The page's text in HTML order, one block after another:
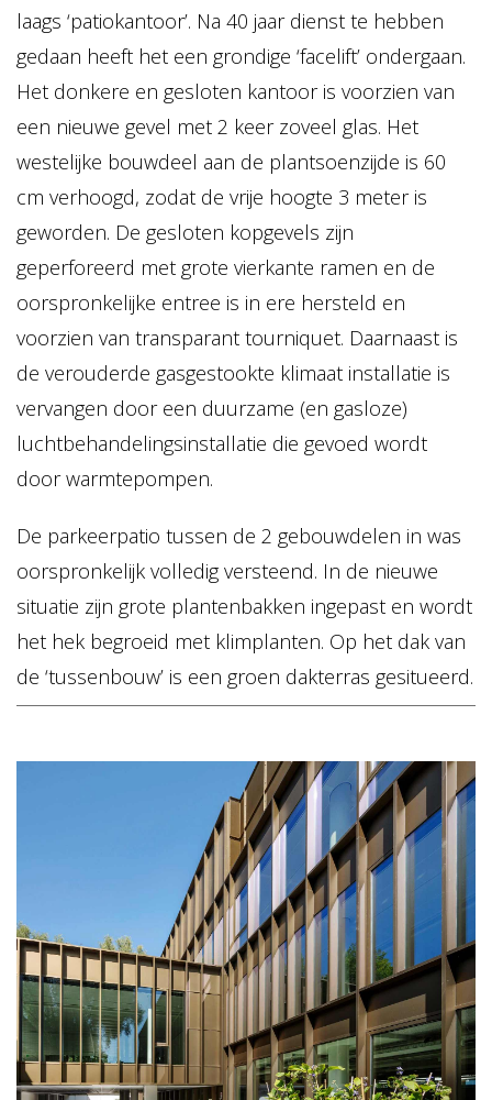
laags ‘patiokantoor’. Na 40 jaar dienst te hebben
gedaan heeft het een grondige ‘facelift’ ondergaan.
Het donkere en gesloten kantoor is voorzien van
een nieuwe gevel met 2 keer zoveel glas. Het
westelijke bouwdeel aan de plantsoenzijde is 60
cm verhoogd, zodat de vrije hoogte 3 meter is
geworden. De gesloten kopgevels zijn
geperforeerd met grote vierkante ramen en de
oorspronkelijke entree is in ere hersteld en
voorzien van transparant tourniquet. Daarnaast is
de verouderde gasgestookte klimaat installatie is
vervangen door een duurzame (en gasloze)
luchtbehandelingsinstallatie die gevoed wordt
door warmtepompen.
De parkeerpatio tussen de 2 gebouwdelen in was
oorspronkelijk volledig versteend. In de nieuwe
situatie zijn grote plantenbakken ingepast en wordt
het hek begroeid met klimplanten. Op het dak van
de ‘tussenbouw’ is een groen dakterras gesitueerd.